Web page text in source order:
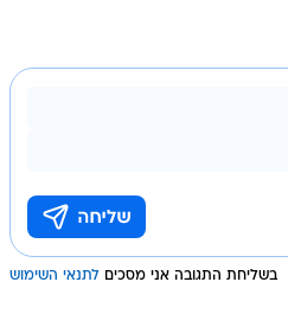
בשליחת התגובה אני מסכים לתנאי השימוש